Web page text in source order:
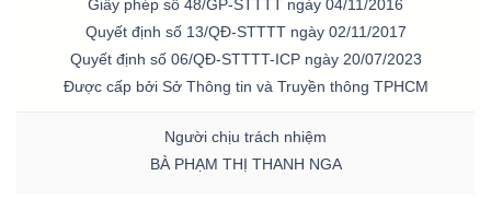
Giấy phép số 48/GP-STTTT ngày 04/11/2016
Quyết định số 13/QĐ-STTTT ngày 02/11/2017
Quyết định số 06/QĐ-STTTT-ICP ngày 20/07/2023
Được cấp bởi Sở Thông tin và Truyền thông TPHCM
Người chịu trách nhiệm
BÀ PHẠM THỊ THANH NGA